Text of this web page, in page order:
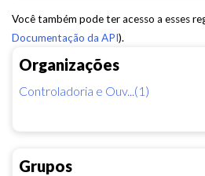
Organizações
Controladoria e Ouv...(1)
Grupos
Você também pode ter acesso a esses
Documentação da API).